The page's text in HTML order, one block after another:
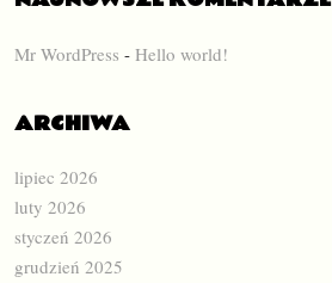
Mr WordPress - Hello world!
ARCHIWA
lipiec 2026
luty 2026
styczeń 2026
grudzień 2025